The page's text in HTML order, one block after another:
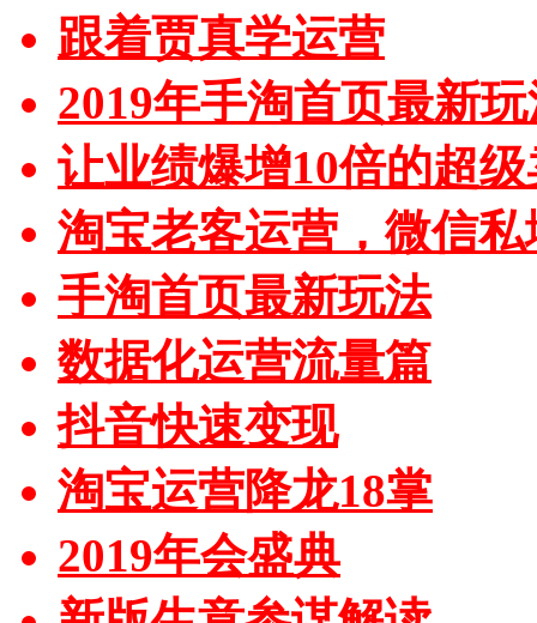
跟着贾真学运营
2019年手淘首页最新
让业绩爆增10倍的超
淘宝老客运营，微信私
手淘首页最新玩法
数据化运营流量篇
抖音快速变现
淘宝运营降龙18掌
2019年会盛典